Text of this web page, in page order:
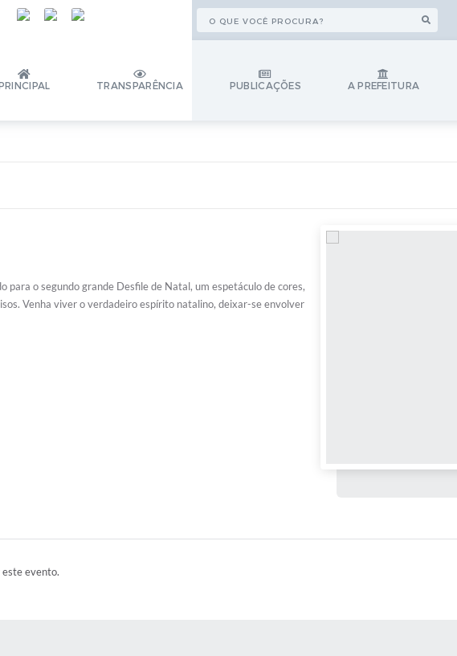
TRANSPARÊNCIA PUBLICAÇÕES A PREFEITURA
o segundo grande Desfile de Natal, um espetáculo de cores,
Venha viver o verdadeiro espírito natalino, deixar-se envolver
evento.